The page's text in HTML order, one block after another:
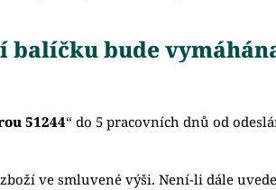
balíčku bude
51244“ do 5 pracovních dnů od
ve smluvené výši. Není-li dále